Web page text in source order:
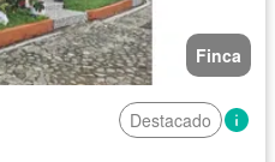
Finca
Destacado